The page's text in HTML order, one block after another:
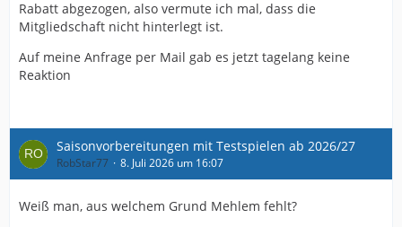
Rabatt abgezogen, also vermute ich mal, dass die
Mitgliedschaft nicht hinterlegt ist.
Auf meine Anfrage per Mail gab es jetzt tagelang keine
Reaktion
Saisonvorbereitungen mit Testspielen ab 2026/27
RobStar77 8. Juli 2026 um 16:07
Weiß man, aus welchem Grund Mehlem fehlt?